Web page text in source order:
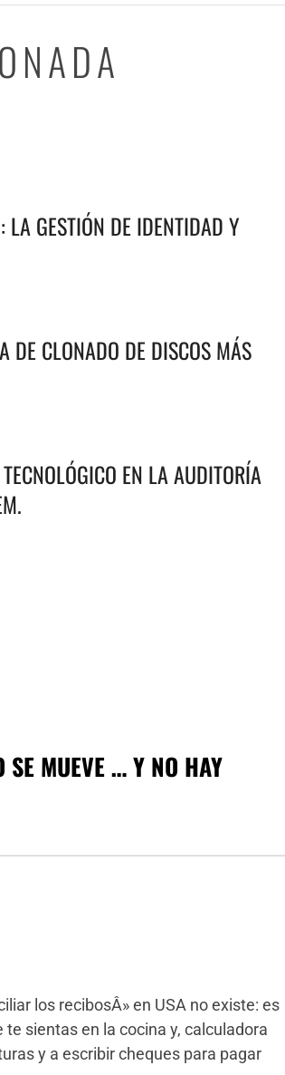
GESTIÓN DE IDENTIDAD Y
DE CLONADO DE DISCOS MÁS
EN LA AUDITORÍA
SE MUEVE … Y NO HAY
los recibosÂ» en USA no existe: es
sientas en la cocina y, calculadora
y a escribir cheques para pagar